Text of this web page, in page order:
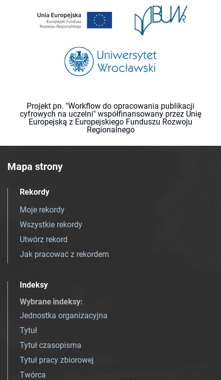
Projekt pn. "Workflow do opracowania publikacji
cyfrowych na uczelni" współfinansowany przez Unię
Europejską z Europejskiego Funduszu Rozwoju
Regionalnego
Mapa strony
Rekordy
Moje rekordy
Wszystkie rekordy
Utwórz rekord
Jak pracować z rekordem
Indeksy
Wybrane indeksy:
Jednostka organizacyjna
Tytuł
Tytuł czasopisma
Tytuł pracy zbiorowej
Twórca